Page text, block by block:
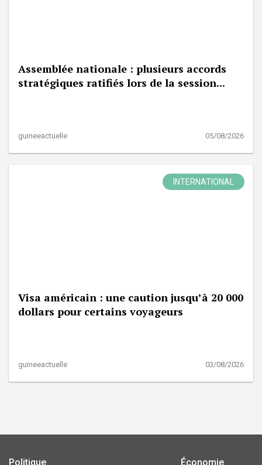
Assemblée nationale : plusieurs accords
stratégiques ratifiés lors de la session...
guineeactuelle 05/08/2026
INTERNATIONAL
Visa américain : une caution jusqu’à 20 000
dollars pour certains voyageurs
guineeactuelle 03/08/2026
Politique Économie